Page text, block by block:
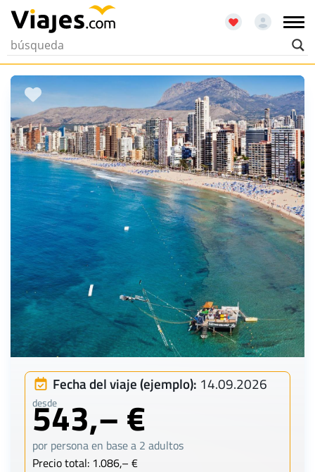
Fecha del viaje (ejemplo): 14.09.2026
desde
543,– €
por persona en base a 2 adultos
Precio total: 1.086,– €